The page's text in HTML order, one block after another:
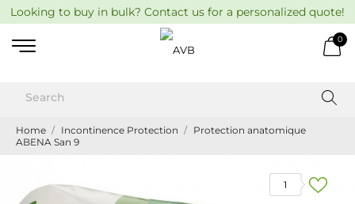
Looking to buy in bulk? Contact us for a personalized quote!
0
Home Incontinence Protection
Protection anatomique
ABENA San 9
1